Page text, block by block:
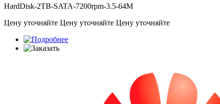
HardDisk-2TB-SATA-7200rpm-3.5-64M
Цену уточняйте Цену уточняйте Цену уточняйте